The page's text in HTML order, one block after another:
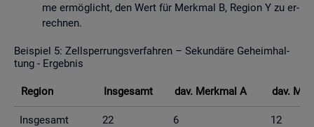
me er­mög­licht, den Wert für Merk­mal B, Re­gi­on Y zu er­
rech­nen.
Bei­spiel 5: Zell­sper­rungs­ver­fah­ren – Se­kun­dä­re Ge­heim­hal­
tung - Er­geb­nis
Re­gi­on Ins­ge­samt dav. Merk­mal A dav.
Ins­ge­samt 22 6 12